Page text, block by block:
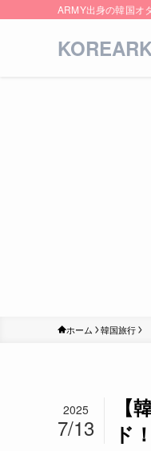
ARMY出身の韓国オ
ホーム 韓国旅行
【
ド！
2025
7/13